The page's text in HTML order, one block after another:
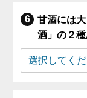
甘酒には
酒」の２